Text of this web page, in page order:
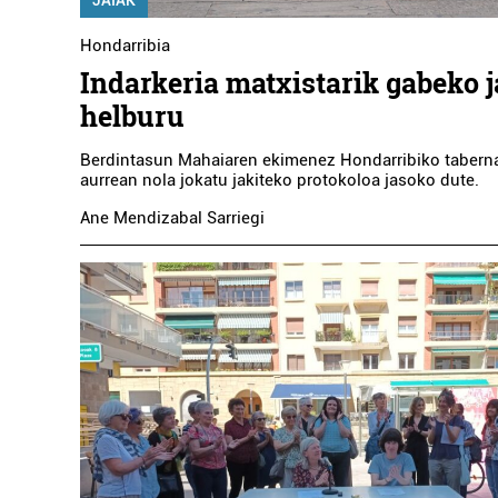
Hondarribia
Indarkeria matxistarik gabeko
helburu
Berdintasun Mahaiaren ekimenez Hondarribiko
aurrean nola jokatu jakiteko protokoloa jasoko dute.
Ane Mendizabal Sarriegi